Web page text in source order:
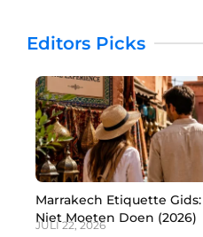
Editors Picks
Marrakech Etiquette
Niet Moeten Doen (2026)
JULI 22, 2026